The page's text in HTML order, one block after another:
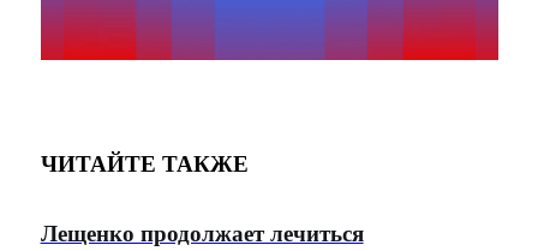
ЧИТАЙТЕ ТАКЖЕ
Лещенко продолжает лечиться